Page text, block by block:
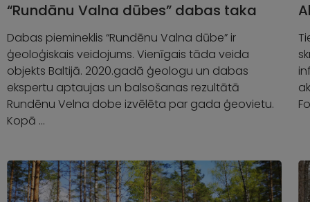
“Rundānu Valna dūbes” dabas taka
Dabas piemineklis “Rundēnu Valna dūbe” ir
ģeoloģiskais veidojums. Vienīgais tāda veida
objekts Baltijā. 2020.gadā ģeologu un dabas
ekspertu aptaujas un balsošanas rezultātā
Rundēnu Velna dobe izvēlēta par gada ģeovietu.
Kopā …